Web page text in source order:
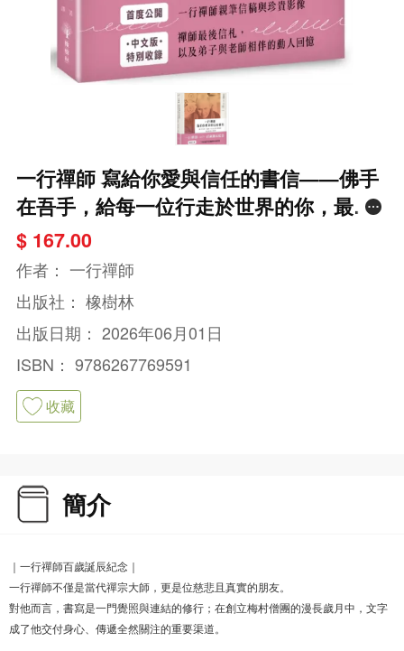
一行禪師 寫給你愛與信任的書信——佛手
在吾手，給每一位行走於世界的你，最溫
柔的正念陪伴
$ 167.00
作者： 一行禪師
出版社： 橡樹林
出版日期： 2026年06月01日
ISBN： 9786267769591
收藏
簡介
｜一行禪師百歲誕辰紀念｜
一行禪師不僅是當代禪宗大師，更是位慈悲且真實的朋友。
對他而言，書寫是一門覺照與連結的修行；在創立梅村僧團的漫長歲月中，文字
成了他交付身心、傳遞全然關注的重要渠道。